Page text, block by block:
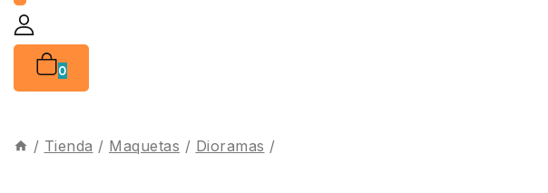
0
/ Tienda / Maquetas / Dioramas /